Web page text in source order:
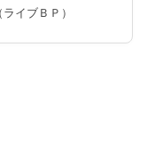
イブＢＰ）